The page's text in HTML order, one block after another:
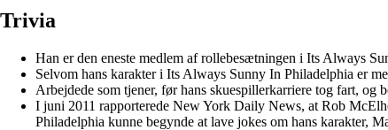
Trivia
Han er den eneste medlem af rollebesætningen i Its Always
Selvom hans karakter i Its Always Sunny In Philadelphia er
Arbejdede som tjener, før hans skuespillerkarriere tog fart,
I juni 2011 rapporterede New York Daily News, at Rob
Philadelphia kunne begynde at lave jokes om hans karakter,